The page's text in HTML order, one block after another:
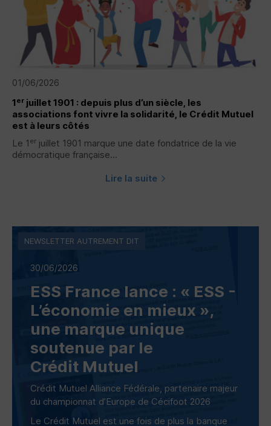
01/06/2026
1er juillet 1901 : depuis plus d’un siècle, les
associations font vivre la solidarité, le Crédit Mutuel
est à leurs côtés
Le 1 er juillet 1901 marque une date fondatrice de la vie
démocratique française...
Lire la suite
30/06/2026
ESS France lance : « ESS -
L’économie en mieux »,
une marque unique
soutenue par le
Crédit Mutuel
Crédit Mutuel Alliance Fédérale, partenaire majeur
du championnat d’Europe de Cécifoot 2026
Le Crédit Mutuel est une fois de plus la banque
NEWSLETTER AUTREMENT DIT